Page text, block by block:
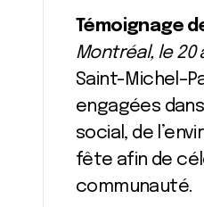
Témoignage
Montréal, le 20
Saint-
engagées
social, de
fête afin de
communauté.